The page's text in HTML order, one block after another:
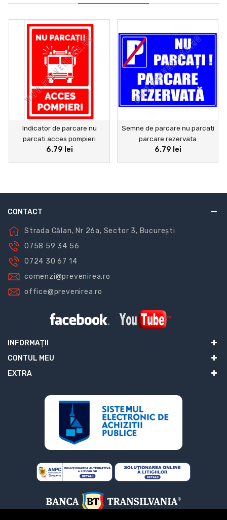
Indicator de parcare nu
parcati acces pompieri
6.79 lei
Semne de parcare nu parcati
parcare rezervata
6.79 lei
CONTACT
Strada Călan, Nr 26a, Sector 3, București
0758 59 34 56
0724 30 67 14
comenzi@prevenirea.ro
office@prevenirea.ro
INFORMAŢII
CONTUL MEU
EXTRA